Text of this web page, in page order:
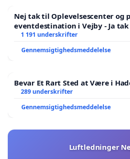
Nej tak til Oplevelsescenter og
eventdestination i Vejby - Ja
lokalområde i balance
1 191 underskrifter
Gennemsigtighedsmeddelelse
Bevar Et Rart Sted at Være i
289 underskrifter
Gennemsigtighedsmeddelelse
Luftledninger